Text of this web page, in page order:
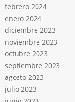
febrero 2024
enero 2024
diciembre 2023
noviembre 2023
octubre 2023
septiembre 2023
agosto 2023
julio 2023